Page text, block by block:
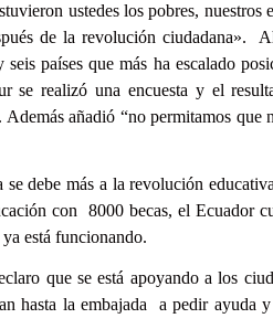
ustedes los pobres, nuestros
de la revolución ciudadana».
países que más ha escalado
se realizó una encuesta y el
añadió “no permitamos que
debe más a la revolución
con 8000 becas, el Ecuador
está funcionando.
que se está apoyando a los
hasta la embajada a pedir ayuda